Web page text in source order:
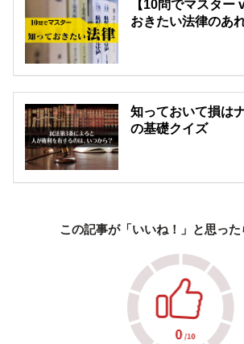
【10問でマスター
おきたい法律のあ
知っておいて損は
の基礎クイズ
この記事が「いいね！」と思った